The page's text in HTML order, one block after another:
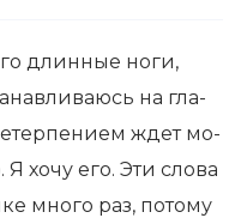
длин­ные но­ги,
на гла­
ждет мо­
Я хо­чу его. Эти сло­ва
мно­го раз, по­то­му